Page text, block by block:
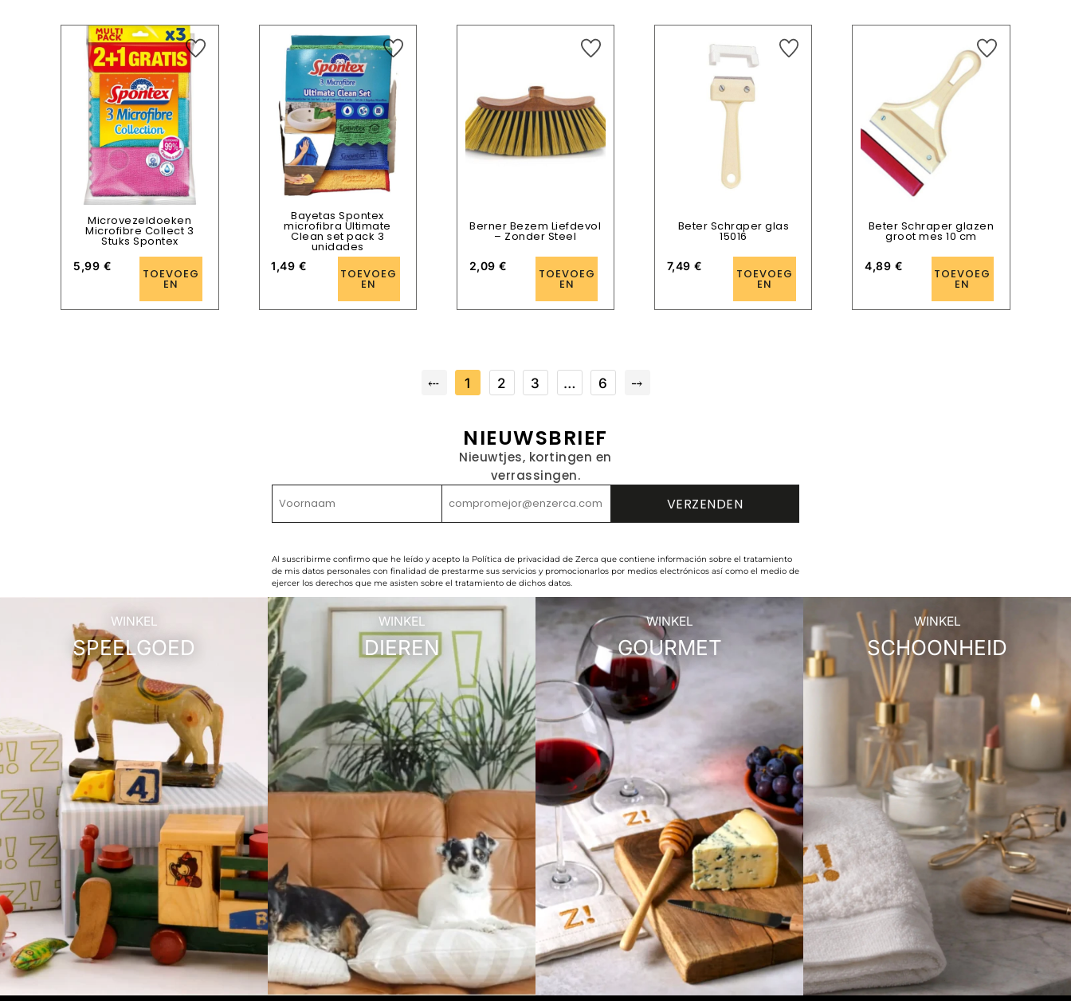
Microvezeldoeken
Microfibre Collect 3
Stuks Spontex
5,99 €
TOEVOEG
EN
Bayetas Spontex
microfibra Ultimate
Clean set pack 3
unidades
1,49 €
TOEVOEG
EN
Berner Bezem Liefdevol
– Zonder Steel
2,09€
TOEVOEG
EN
Beter Schraper glas
15016
7,49€
TOEVOEG
EN
Beter Schraper glazen
groot mes 10 cm
4,89 €
TOEVOEG
EN
⤎ 1 2 3 … 6 ⤍
NIEUWSBRIEF
Nieuwtjes, kortingen en
verrassingen.
Al suscribirme confirmo que he leído y acepto la Política de privacidad de Zerca que contiene información sobre el tratamiento
de mis datos personales con finalidad de prestarme sus servicios y promocionarlos por medios electrónicos así como el medio de
ejercer los derechos que me asisten sobre el tratamiento de dichos datos.
WINKEL
SPEELGOED
WINKEL
DIEREN
WINKEL
GOURMET
WINKEL
SCHOONHEID